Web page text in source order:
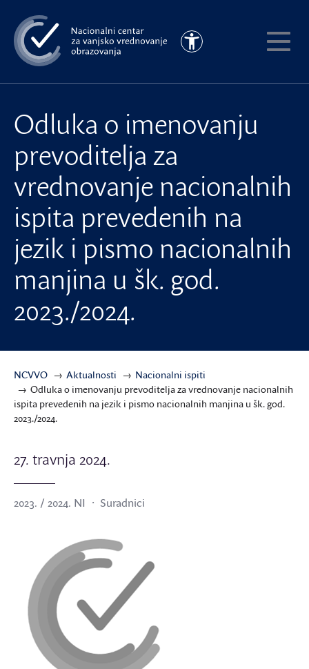
na
glavni
sadržaj
Pristupačnost
Odluka o imenovanju
prevoditelja za
vrednovanje nacionalnih
ispita prevedenih na
jezik i pismo nacionalnih
manjina u šk. god.
2023./2024.
NCVVO Aktualnosti
Nacionalni ispiti
Odluka o imenovanju prevoditelja za vrednovanje nacionalnih
ispita prevedenih na jezik i pismo nacionalnih manjina u šk. god.
2023./2024.
27. travnja 2024.
2023. / 2024. NI Suradnici